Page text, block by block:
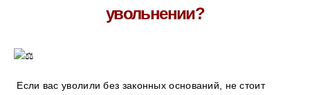
увольнении?
Если вас уволили без законных оснований, не стоит